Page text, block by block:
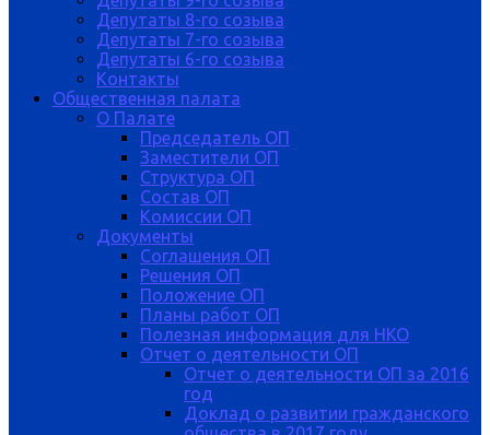
Депутаты 8-го созыва
Депутаты 7-го созыва
Депутаты 6-го созыва
Контакты
Общественная палата
О Палате
Председатель ОП
Заместители ОП
Структура ОП
Состав ОП
Комиссии ОП
Документы
Соглашения ОП
Решения ОП
Положение ОП
Планы работ ОП
Полезная информация для НКО
Отчет о деятельности ОП
Отчет о деятельности ОП за 2016
год
Доклад о развитии гражданского